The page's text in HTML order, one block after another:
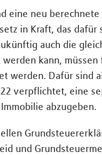
eine neu
in Kraft, das dafür
auch die
kann,
werden. Dafür sind
verpflichtet, eine
abzugeben.
und